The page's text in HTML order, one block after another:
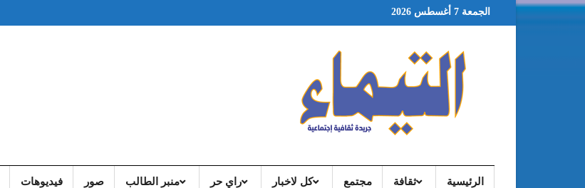
الجمعة 7 أغسطس 2026
الرئيسية ثقافة مجتمع كل لاخبار راي حر منبر الطالب صور فيديوهات